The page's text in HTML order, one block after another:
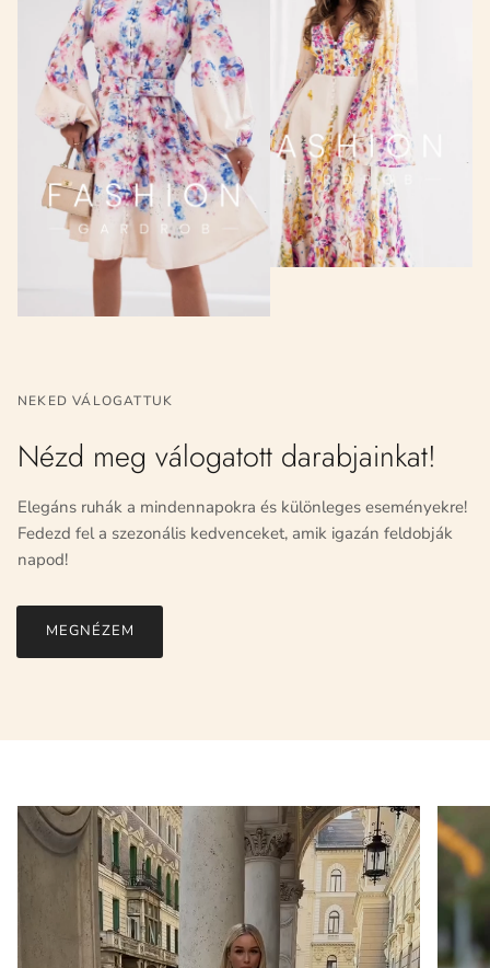
NEKED VÁLOGATTUK
Nézd meg válogatott darabjainkat!
Elegáns ruhák a mindennapokra és különleges eseményekre!
Fedezd fel a szezonális kedvenceket, amik igazán feldobják
napod!
MEGNÉZEM